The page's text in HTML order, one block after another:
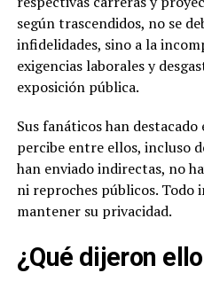
según trascendidos, no se
infidelidades, sino a la
exigencias laborales y
exposición pública.
Sus fanáticos han
percibe entre ellos, incluso
han enviado indirectas, no
ni reproches públicos. Todo
mantener su privacidad.
¿Qué dijeron